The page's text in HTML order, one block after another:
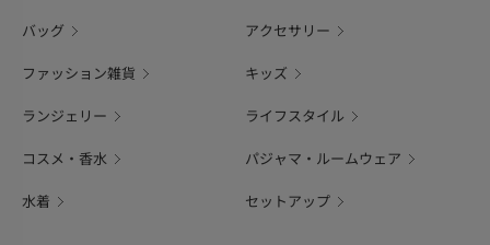
バッグ アクセサリー
ファッション雑貨 キッズ
ランジェリー ライフスタイル
コスメ・香水 パジャマ・ルームウェア
水着 セットアップ